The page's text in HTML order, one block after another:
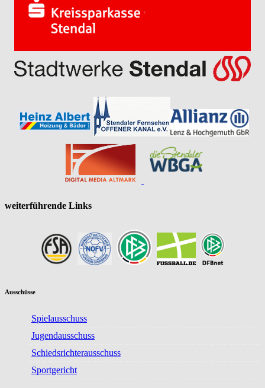
weiterführende Links
Ausschüsse
Spielausschuss
Jugendausschuss
Schiedsrichterausschuss
Sportgericht